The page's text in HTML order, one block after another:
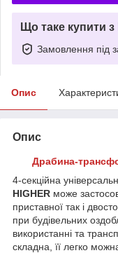
Що таке купити
Замовлення під
Опис
Опис
Драбина-
4-секційна
HIGHER може
приставної так і
при будівельних
використанні та
складна, її легко